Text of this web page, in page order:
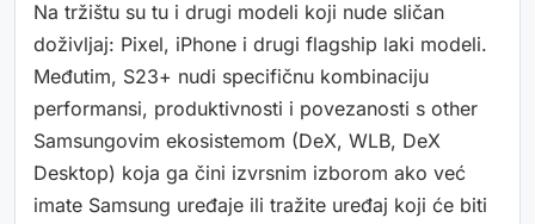
Na tržištu su tu i drugi modeli koji nude sličan
doživljaj: Pixel, iPhone i drugi flagship laki modeli.
Međutim, S23+ nudi specifičnu kombinaciju
performansi, produktivnosti i povezanosti s other
Samsungovim ekosistemom (DeX, WLB, DeX
Desktop) koja ga čini izvrsnim izborom ako već
imate Samsung uređaje ili tražite uređaj koji će biti